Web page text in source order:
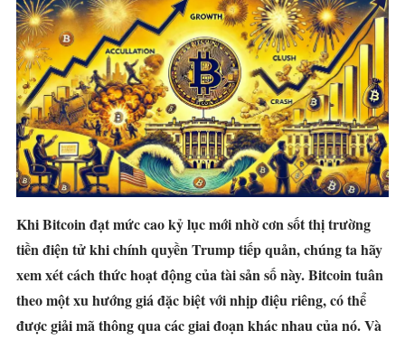
KhiBitcoin đạtmức cao kỷ lục mới nhờ cơn sốt thị trường
tiền điện tử khi chính quyền Trump tiếp quản, chúng ta hãy
xem xét cách thức hoạt động của tài sản số này. Bitcoin tuân
theo một xu hướng giá đặc biệt với nhịp điệu riêng, có thể
được giải mã thông qua các giai đoạn khác nhau của nó. Và